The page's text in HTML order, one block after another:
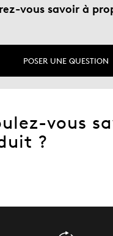
vous savoir à
POSER UNE QUESTION
vous
?